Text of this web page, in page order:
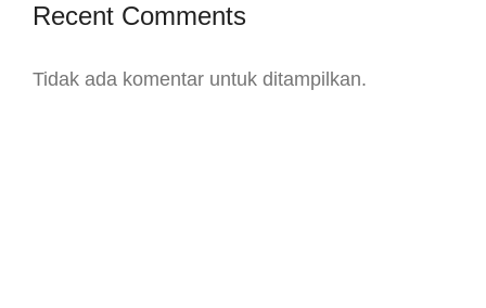
Recent Comments
Tidak ada komentar untuk ditampilkan.